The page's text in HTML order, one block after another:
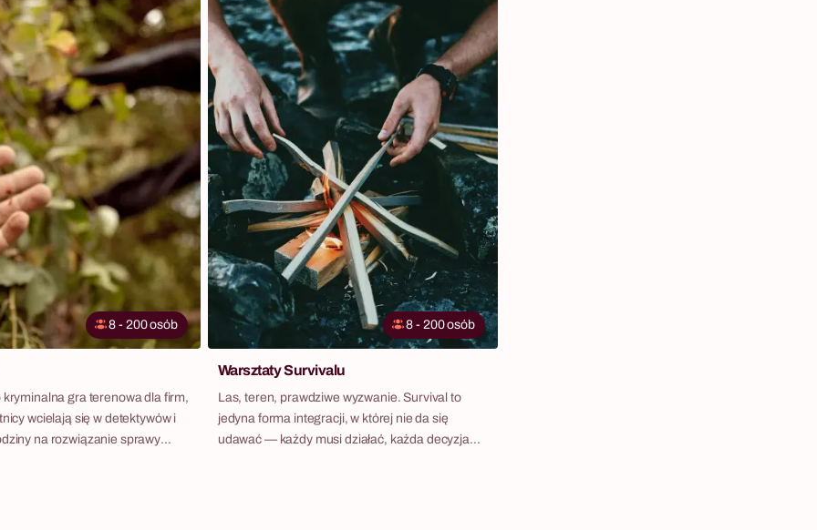
8 - 200 osób
kryminalna gra terenowa dla firm,
wcielają się w detektywów i
na rozwiązanie sprawy
8 - 200 osób
Warsztaty Survivalu
Las, teren, prawdziwe wyzwanie. Survival to
jedyna forma integracji, w której nie da się
udawać — każdy musi działać, każda decyzja